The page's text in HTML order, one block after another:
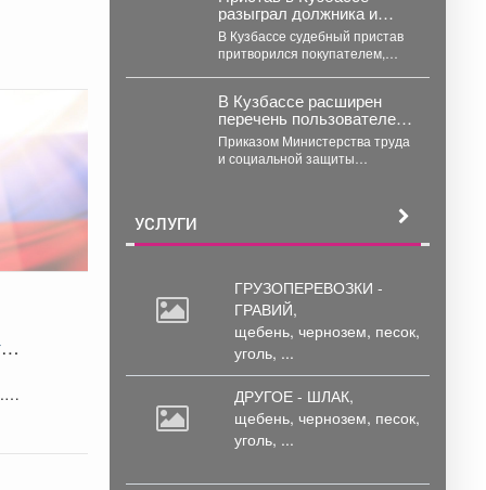
персональными данными...
разыграл должника и
арестовал автомобиль
В Кузбассе судебный пристав
притворился покупателем,
Кузбассе...
В Кузбассе расширен
перечень пользователей
пунктов проката вещей
для новорожденных
Приказом Министерства труда
и социальной защиты
УСЛУГИ
ГРУЗОПЕРЕВОЗКИ -
ГРАВИЙ,
щебень, чернозем, песок,
уголь, ...
ДРУГОЕ - ШЛАК,
щебень, чернозем, песок,
уголь, ...